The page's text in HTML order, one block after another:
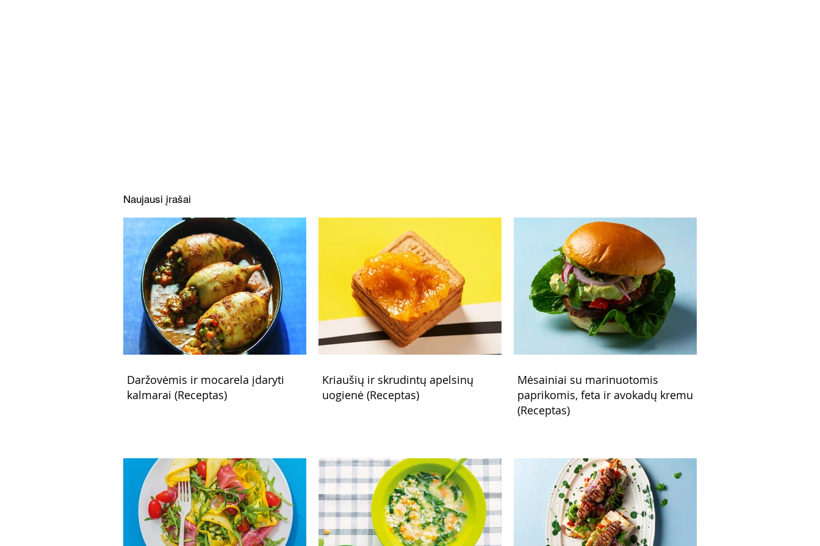
Naujausi įrašai
Daržovėmis ir mocarela įdaryti
kalmarai (Receptas)
Kriaušių ir skrudintų apelsinų
uogienė (Receptas)
Mėsainiai su marinuotomis
paprikomis, feta ir avokadų kremu
(Receptas)